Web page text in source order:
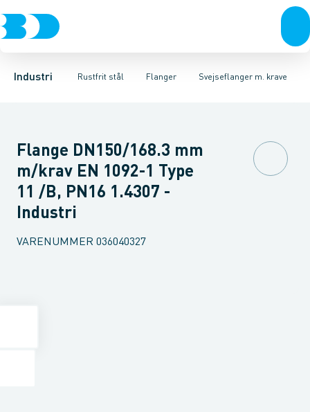
Industri Rustfrit stål
VentilerRustfrit stålSort stålGalvaniseret stålPlastIndustri
Flanger
Svejsefittings ASTM svejsefittingsLevnedsmiddel fittings
Svejseflanger m. krave
Løsflanger Pressede løsflangerSvejseflanger m. krave
Flange DN150/168.3 mm
m/krav EN 1092-1 Type
11 /B, PN16 1.4307 -
Industri
VARENUMMER 036040327